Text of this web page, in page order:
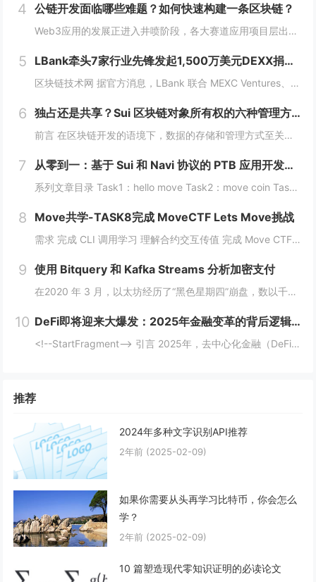
4 公链开发面临哪些难题？如何快速构建一条区块链？
Web3应用的发展正进入井喷阶段，各大赛道应用项目层出不穷，同时公链赛道也在稳步增长，据Coingecko数据显示，目前收录的L1和L2项目已经超过7000个，这里面不仅有做基础设施的L1，还有许多专注于业务的应用链。公链的发展已不局限于基...
5 LBank牵头7家行业先锋发起1,500万美元DEXX捐赠计划
区块链技术网 据官方消息，LBank 联合 MEXC Ventures、HashKey Capital、SevenX Ventures、Mask Network 等共同发起了对 DEXX 的 1,500 万美元捐赠计划，该计划将为...
6 独占还是共享？Sui 区块链对象所有权的六种管理方式全解析
前言 在区块链开发的语境下，数据的存储和管理方式至关重要。而 Move 语言作为一种专为区块链设计的编程语言，以其灵活的语法和强大的能力系统，成为 Sui 区块链的核心语言。本文将围绕 Move 语言中的结构体展开，解析其在 Sui 区块...
7 从零到一：基于 Sui 和 Navi 协议的 PTB 应用开发教程
系列文章目录 Task1：hello move Task2：move coin Task3：move nft Task4：move game Task5：move swap Task6：sdk ptb 更多精彩内容，敬请期待！️...
8 Move共学-TASK8完成 MoveCTF Lets Move挑战
需求 完成 CLI 调用学习 理解合约交互传值 完成 Move CTF Lets Move 一、任务指南 合约部署地址: 0x097a3833b6b5c62ca6ad10f0509dffdadff7ce31e1...
9 使用 Bitquery 和 Kafka Streams 分析加密支付
在2020 年 3 月，以太坊经历了“黑色星期四”崩盘，数以千计的 DeFi（去中心化金融）清算被同时触发，导致网络费用从 20 gwei 飙升至 200 gwei 以上。那些能够监控并对内存池数据做出反应的人幸存下来，而那些无法做到的人则...
10 DeFi即将迎来大爆发：2025年金融变革的背后逻辑与机会
<!--StartFragment--> 引言 2025年，去中心化金融（DeFi）可能迎来一个重要的爆发时期。根据近期的新闻热点，多个因素正在推动这一趋势的到来。首先，美国政府计划建立比特币战略储备，并配合发行ETF等债务...
推荐
2024年多种文字识别API推荐
2年前 (2025-02-09)
如果你需要从头再学习比特币，你会怎么
学？
2年前 (2025-02-09)
10 篇塑造现代零知识证明的必读论文